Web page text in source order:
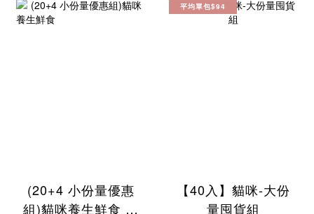
(20+4 小份量優惠
組)貓咪養生鮮食 ​ ​ ​ ​
平均單包$94
【40入】貓咪-大份
量囤貨組